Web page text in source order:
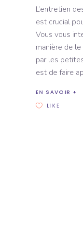
L’entretien
est crucial
Vous vous
manière de
par les
est de faire
EN SAVOIR +
LIKE